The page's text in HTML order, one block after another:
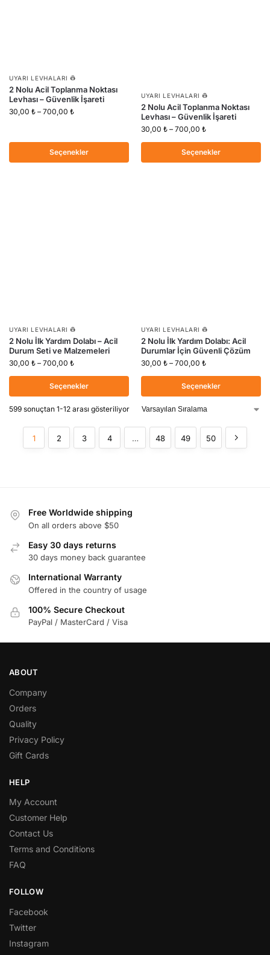
UYARI LEVHALARI 👷
2 Nolu Acil Toplanma Noktası
Levhası – Güvenlik İşareti
30,00 ₺ – 700,00 ₺
Seçenekler
UYARI LEVHALARI 👷
2 Nolu Acil Toplanma Noktası
Levhası – Güvenlik İşareti
30,00 ₺ – 700,00 ₺
Seçenekler
UYARI LEVHALARI 👷
2 Nolu İlk Yardım Dolabı – Acil
Durum Seti ve Malzemeleri
30,00 ₺ – 700,00 ₺
Seçenekler
UYARI LEVHALARI 👷
2 Nolu İlk Yardım Dolabı: Acil
Durumlar İçin Güvenli Çözüm
30,00 ₺ – 700,00 ₺
Seçenekler
599 sonuçtan 1-12 arası gösteriliyor
1 2 3 4 … 48 49 50
Free Worldwide shipping
On all orders above $50
Easy 30 days returns
30 days money back guarantee
International Warranty
Offered in the country of usage
100% Secure Checkout
PayPal / MasterCard / Visa
ABOUT
Company
Orders
Quality
Privacy Policy
Gift Cards
HELP
My Account
Customer Help
Contact Us
Terms and Conditions
FAQ
FOLLOW
Facebook
Twitter
Instagram